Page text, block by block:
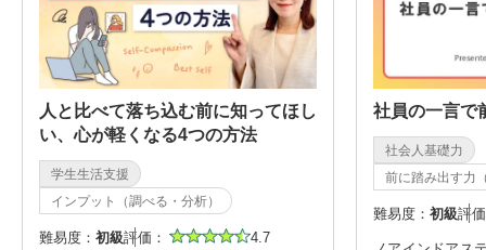
人と比べて落ち込む前に知ってほし
い、心が軽くなる4つの方法
学生生活支援
インプット（調べる・分析）
難易度： 初級評価： 4.7
社員の一言で
社会人基礎力
前に踏み出す力
難易度： 初級評